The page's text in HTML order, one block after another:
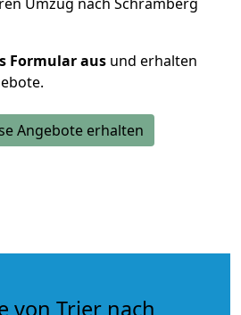
Formular aus und erhalten
Angebote erhalten
von Trier nach